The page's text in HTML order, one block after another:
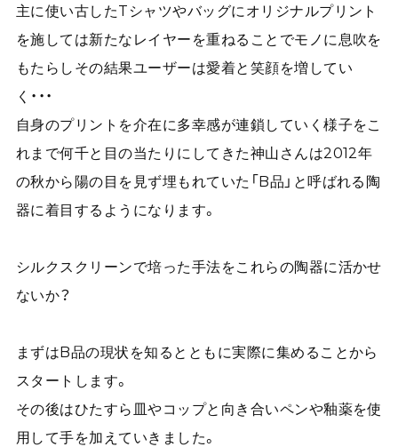
主に使い古したTシャツやバッグにオリジナルプリント
を施しては新たなレイヤーを重ねることでモノに息吹を
もたらしその結果ユーザーは愛着と笑顔を増してい
く・・・
自身のプリントを介在に多幸感が連鎖していく様子をこ
れまで何千と目の当たりにしてきた神山さんは2012年
の秋から陽の目を見ず埋もれていた「B品」と呼ばれる陶
器に着目するようになります。
シルクスクリーンで培った手法をこれらの陶器に活かせ
ないか？
まずはB品の現状を知るとともに実際に集めることから
スタートします。
その後はひたすら皿やコップと向き合いペンや釉薬を使
用して手を加えていきました。